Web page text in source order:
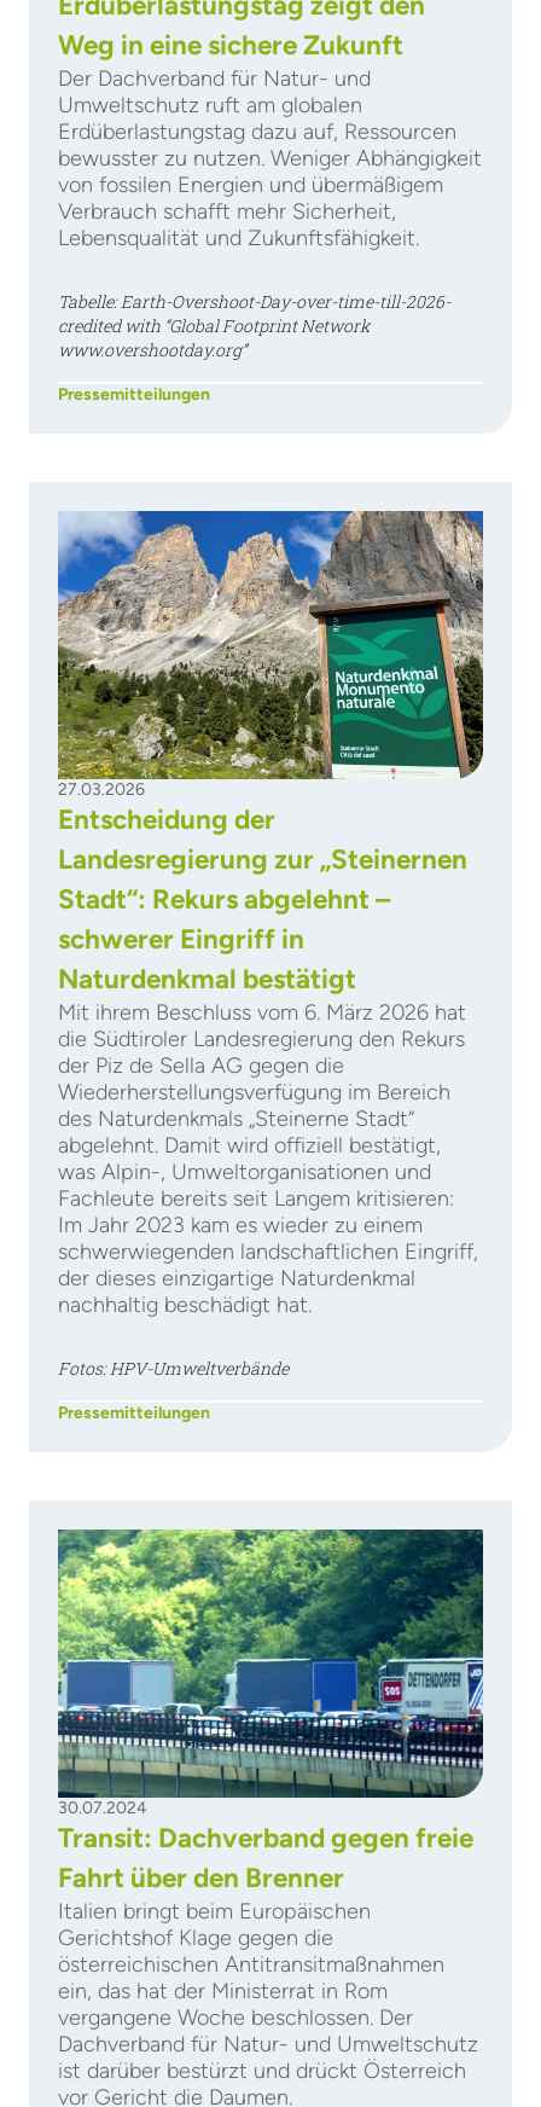
Weg in eine sichere Zukunft
Der Dachverband für Natur- und
Umweltschutz ruft am globalen
Erdüberlastungstag dazu auf, Ressourcen
bewusster zu nutzen. Weniger Abhängigkeit
von fossilen Energien und übermäßigem
Verbrauch schafft mehr Sicherheit,
Lebensqualität und Zukunftsfähigkeit.
Tabelle: Earth-Overshoot-Day-over-time-till-2026-
credited with “Global Footprint Network
www.overshootday.org”
Pressemitteilungen
27.03.2026
Entscheidung der
Landesregierung zur „Steinernen
Stadt“: Rekurs abgelehnt –
schwerer Eingriff in
Naturdenkmal bestätigt
Mit ihrem Beschluss vom 6. März 2026 hat
die Südtiroler Landesregierung den Rekurs
der Piz de Sella AG gegen die
Wiederherstellungsverfügung im Bereich
des Naturdenkmals „Steinerne Stadt“
abgelehnt. Damit wird offiziell bestätigt,
was Alpin-, Umweltorganisationen und
Fachleute bereits seit Langem kritisieren:
Im Jahr 2023 kam es wieder zu einem
schwerwiegenden landschaftlichen Eingriff,
der dieses einzigartige Naturdenkmal
nachhaltig beschädigt hat.
Fotos: HPV-Umweltverbände
Pressemitteilungen
30.07.2024
Transit: Dachverband gegen freie
Fahrt über den Brenner
Italien bringt beim Europäischen
Gerichtshof Klage gegen die
österreichischen Antitransitmaßnahmen
ein, das hat der Ministerrat in Rom
vergangene Woche beschlossen. Der
Dachverband für Natur- und Umweltschutz
ist darüber bestürzt und drückt Österreich
vor Gericht die Daumen.